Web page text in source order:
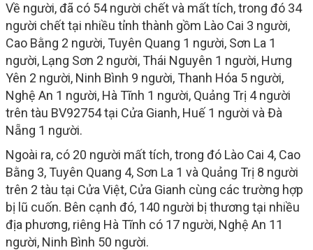
Về người, đã có 54 người chết và mất tích, trong đó 34
người chết tại nhiều tỉnh thành gồm Lào Cai 3 người,
Cao Bằng 2 người, Tuyên Quang 1 người, Sơn La 1
người, Lạng Sơn 2 người, Thái Nguyên 1 người, Hưng
Yên 2 người, Ninh Bình 9 người, Thanh Hóa 5 người,
Nghệ An 1 người, Hà Tĩnh 1 người, Quảng Trị 4 người
trên tàu BV92754 tại Cửa Gianh, Huế 1 người và Đà
Nẵng 1 người.
Ngoài ra, có 20 người mất tích, trong đó Lào Cai 4, Cao
Bằng 3, Tuyên Quang 4, Sơn La 1 và Quảng Trị 8 người
trên 2 tàu tại Cửa Việt, Cửa Gianh cùng các trường hợp
bị lũ cuốn. Bên cạnh đó, 140 người bị thương tại nhiều
địa phương, riêng Hà Tĩnh có 17 người, Nghệ An 11
người, Ninh Bình 50 người.